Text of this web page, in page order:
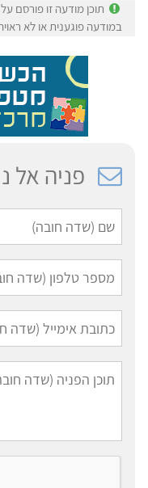
תוכן מודעה זו פורסם
במודעה פוגענית או לא
פניה אל